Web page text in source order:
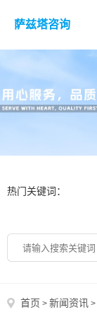
萨兹塔咨询
热门关键词：
首页 > 新闻资讯 >